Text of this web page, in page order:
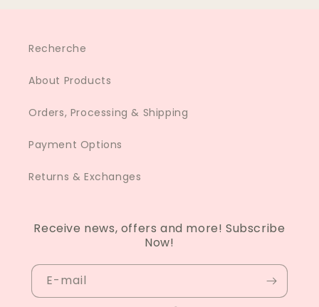
Recherche
About Products
Orders, Processing & Shipping
Payment Options
Returns & Exchanges
Receive news, offers and more! Subscribe
Now!
E-mail